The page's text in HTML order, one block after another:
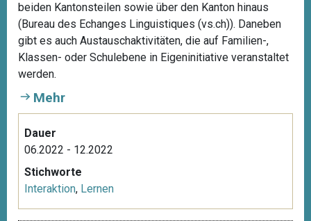
beiden Kantonsteilen sowie über den Kanton hinaus
(Bureau des Echanges Linguistiques (vs.ch)). Daneben
gibt es auch Austauschaktivitäten, die auf Familien-,
Klassen- oder Schulebene in Eigeninitiative veranstaltet
werden.
Mehr
Dauer
06.2022 - 12.2022
Stichworte
Interaktion, Lernen